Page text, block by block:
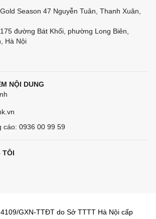
Season 47 Nguyễn Tuân, Thanh Xuân,
đường Bát Khối, phường Long Biên,
Hà Nội
NỘI DUNG
cáo: 0936 00 99 59
TÔI
GXN-TTĐT do Sở TTTT Hà Nội cấp